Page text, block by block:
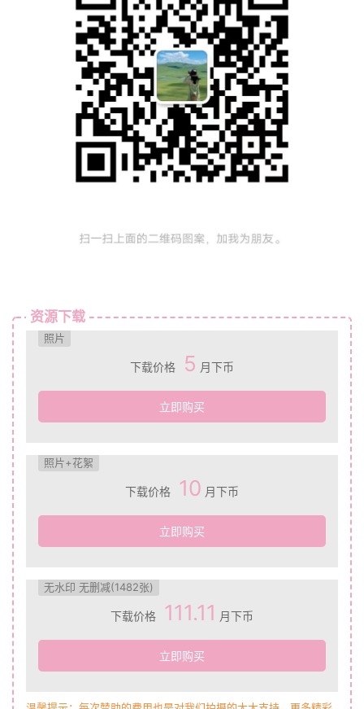
资源下载
照片
下载价格 5 月下币
立即购买
照片+花絮
下载价格 10 月下币
立即购买
无水印 无删减(1482张)
下载价格 111.11 月下币
立即购买